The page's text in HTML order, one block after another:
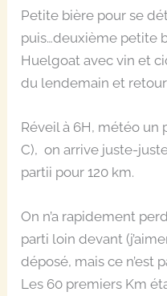
Petite bière pour se
puis…deuxième petite
Huelgoat avec vin et
du lendemain et
Réveil à 6H, météo un
C), on arrive juste-
partii pour 120 km.
On n’a rapidement
parti loin devant
déposé, mais ce n’est
Les 60 premiers Km